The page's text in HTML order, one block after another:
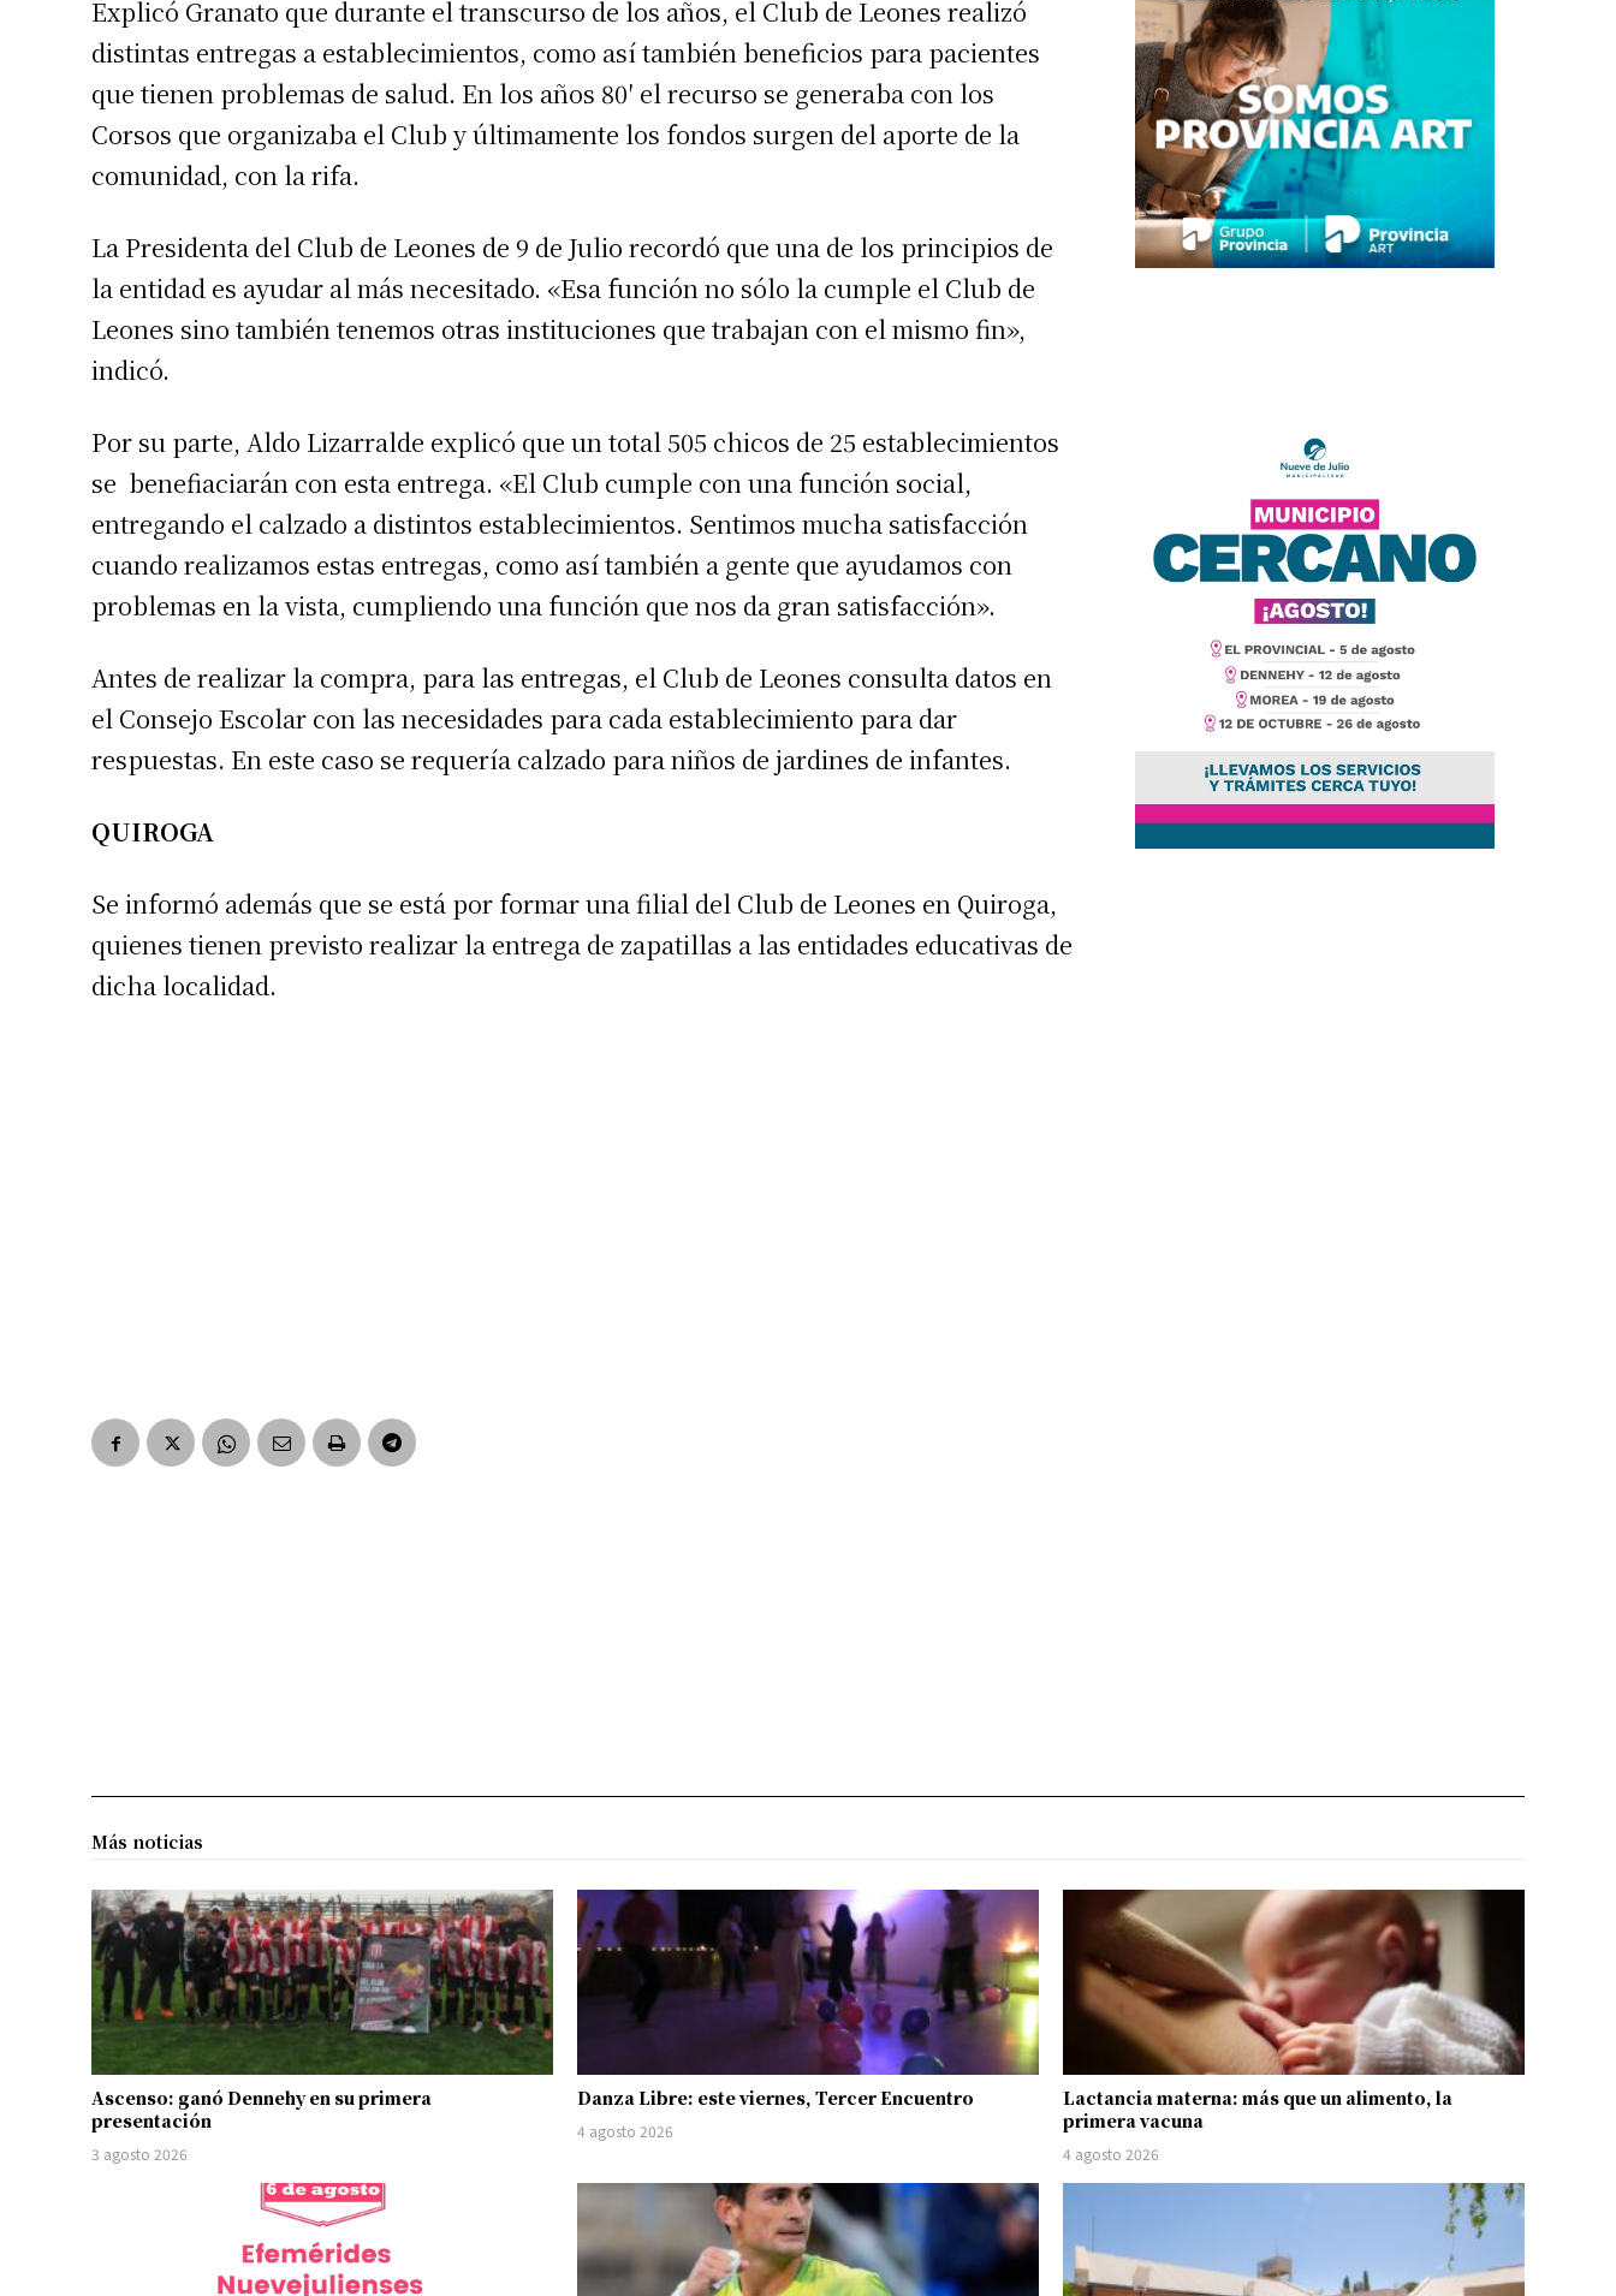
Dirección de correo electrónico*
Nombre
Apellidos
Número de teléfono
Explicó Granato que durante el transcurso de los años, el Club de Leones realizó
distintas entregas a establecimientos, como así también beneficios para pacientes
que tienen problemas de salud. En los años 80′ el recurso se generaba con los
Corsos que organizaba el Club y últimamente los fondos surgen del aporte de la
comunidad, con la rifa.
La Presidenta del Club de Leones de 9 de Julio recordó que una de los principios de
la entidad es ayudar al más necesitado. «Esa función no sólo la cumple el Club de
Leones sino también tenemos otras instituciones que trabajan con el mismo fin»,
indicó.
Por su parte, Aldo Lizarralde explicó que un total 505 chicos de 25 establecimientos
se benefiaciarán con esta entrega. «El Club cumple con una función social,
entregando el calzado a distintos establecimientos. Sentimos mucha satisfacción
cuando realizamos estas entregas, como así también a gente que ayudamos con
problemas en la vista, cumpliendo una función que nos da gran satisfacción».
Antes de realizar la compra, para las entregas, el Club de Leones consulta datos en
el Consejo Escolar con las necesidades para cada establecimiento para dar
respuestas. En este caso se requería calzado para niños de jardines de infantes.
QUIROGA
Se informó además que se está por formar una filial del Club de Leones en Quiroga,
quienes tienen previsto realizar la entrega de zapatillas a las entidades educativas de
dicha localidad.
Más noticias
Ascenso: ganó Dennehy en su primera
presentación
3 agosto 2026
Danza Libre: este viernes, Tercer Encuentro
4 agosto 2026
Lactancia materna: más que un alimento, la
primera vacuna
4 agosto 2026